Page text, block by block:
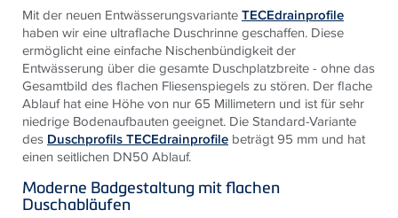
Mit der neuen EntwässerungsvarianteTECEdrainprofile
haben wir eine ultraflache Duschrinne geschaffen. Diese
ermöglicht eine einfache Nischenbündigkeit der
Entwässerung über die gesamte Duschplatzbreite - ohne das
Gesamtbild des flachen Fliesenspiegels zu stören. Der flache
Ablauf hat eine Höhe von nur 65 Millimetern und ist für sehr
niedrige Bodenaufbauten geeignet. Die Standard-Variante
des Duschprofils TECEdrainprofile beträgt 95 mm und hat
einen seitlichen DN50 Ablauf.
Moderne Badgestaltung mit flachen
Duschabläufen